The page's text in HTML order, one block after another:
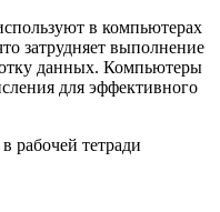
в компьютерах
затрудняет выполнение
данных. Компьютеры
для эффективного
рабочей тетради